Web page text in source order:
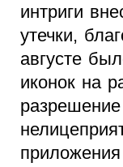
интриги
утечки,
августе
иконок на